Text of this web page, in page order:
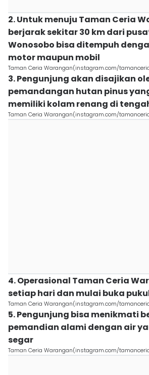
2. Untuk menuju Taman Ceria
berjarak sekitar 30 km dari
Wonosobo bisa ditempuh
motor maupun mobil
Taman Ceria Warangan(instagram.com/
3. Pengunjung akan disajikan
pemandangan hutan pinus
memiliki kolam renang di
Taman Ceria Warangan(instagram.com/
4. Operasional Taman Ceria
setiap hari dan mulai buka
Taman Ceria Warangan(instagram.com/
5. Pengunjung bisa menikmati
pemandian alami dengan air
segar
Taman Ceria Warangan(instagram.com/